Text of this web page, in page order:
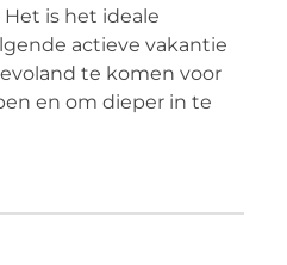
is het ideale
actieve vakantie
te komen voor
en om dieper in te